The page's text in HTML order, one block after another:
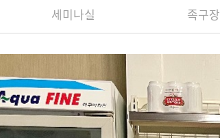
세미나실 족구장